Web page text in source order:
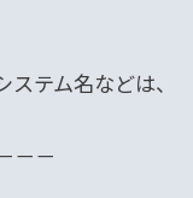
テム名などは、
－－